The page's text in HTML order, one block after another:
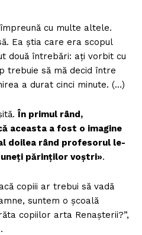
cu multe altele.
Ea știa care era scopul
două întrebări: ați vorbit cu
trebuie să mă decid între
a durat cinci minute. (…)
În primul rând,
aceasta a fost o imagine
doilea rând profesorul le-
părinților voștri».
copiii ar trebui să vadă
suntem o școală
copiilor arta Renașterii?”,